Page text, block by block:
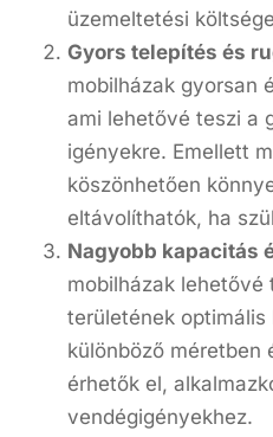
üzemeltetési
Gyors telepítés és
mobilházak gyorsan
ami lehetővé teszi a
igényekre. Emellett
köszönhetően
eltávolíthatók, ha
Nagyobb kapacitás
mobilházak lehetővé
területének
különböző méretben
érhetők el,
vendégigényekhez.